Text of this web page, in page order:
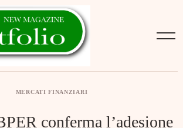
MERCATI FINANZIARI
conferma l’adesione